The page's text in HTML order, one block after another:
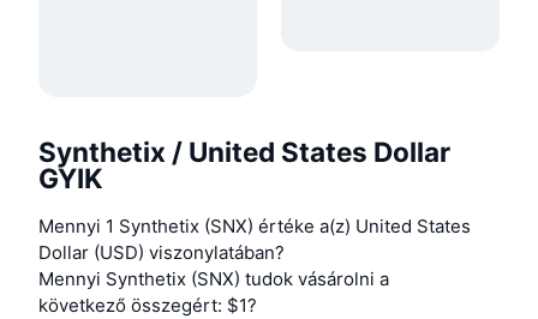
Synthetix / United States Dollar
GYIK
Mennyi 1 Synthetix (SNX) értéke a(z) United States
Dollar (USD) viszonylatában?
Mennyi Synthetix (SNX) tudok vásárolni a
következő összegért: $1?